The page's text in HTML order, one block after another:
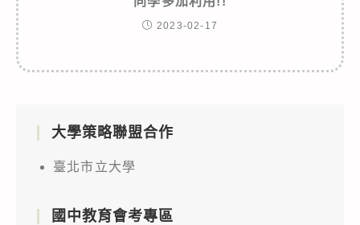
2023-02-17
大學策略聯盟合作
臺北市立大學
國中教育會考專區